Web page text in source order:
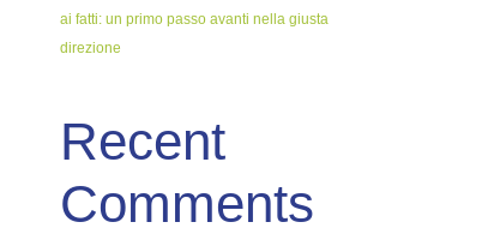
ai fatti: un primo passo avanti nella giusta
direzione
Recent
Comments